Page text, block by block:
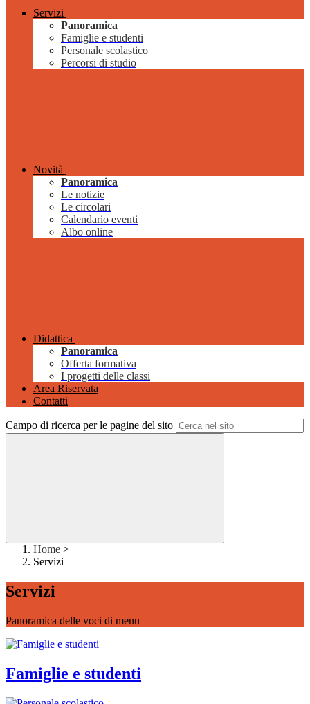
Servizi
Panoramica
Famiglie e studenti
Personale scolastico
Percorsi di studio
Novità
Panoramica
Le notizie
Le circolari
Calendario eventi
Albo online
Didattica
Panoramica
Offerta formativa
I progetti delle classi
Area Riservata
Contatti
Campo di ricerca per le pagine del sito
Home >
Servizi
Servizi
Panoramica delle voci di menu
Famiglie e studenti